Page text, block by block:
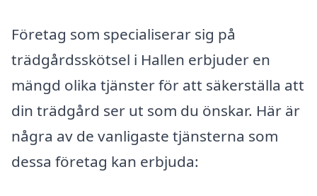
Företag som specialiserar sig på
trädgårdsskötsel i Hallen erbjuder en
mängd olika tjänster för att säkerställa att
din trädgård ser ut som du önskar. Här är
några av de vanligaste tjänsterna som
dessa företag kan erbjuda: